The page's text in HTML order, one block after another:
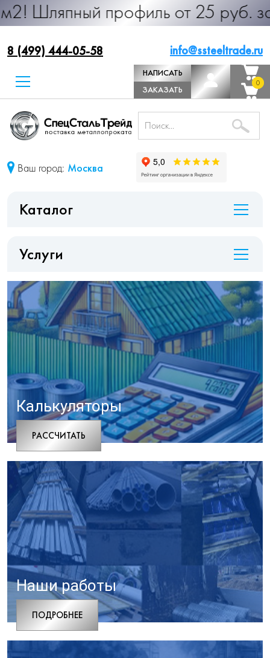
профиль от 25 руб. за м.п.
8 (499) 444-05-58 info@ssteeltrade.ru
НАПИСАТЬ
ДИРЕКТОРУ
ЗАКАЗАТЬ
ЗВОНОК
0
0
Ваш город: Москва
Каталог
Услуги
Калькуляторы
РАCСЧИТАТЬ
Наши работы
ПОДРОБНЕЕ